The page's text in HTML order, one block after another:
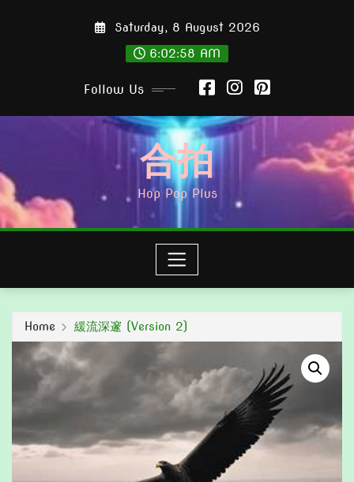
Saturday, 8 August 2026
6:02:59 AM
Follow Us
合拍
Hop Pop Plus
Home 緩流深邃 (Version 2)